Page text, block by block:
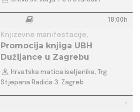
18:00h
Knjizevne manifestacije,
Promocija knjiga UBH
Dužijance u Zagrebu
Hrvatska matica iseljenika, Trg
Stjepana Radića 3, Zagreb
-